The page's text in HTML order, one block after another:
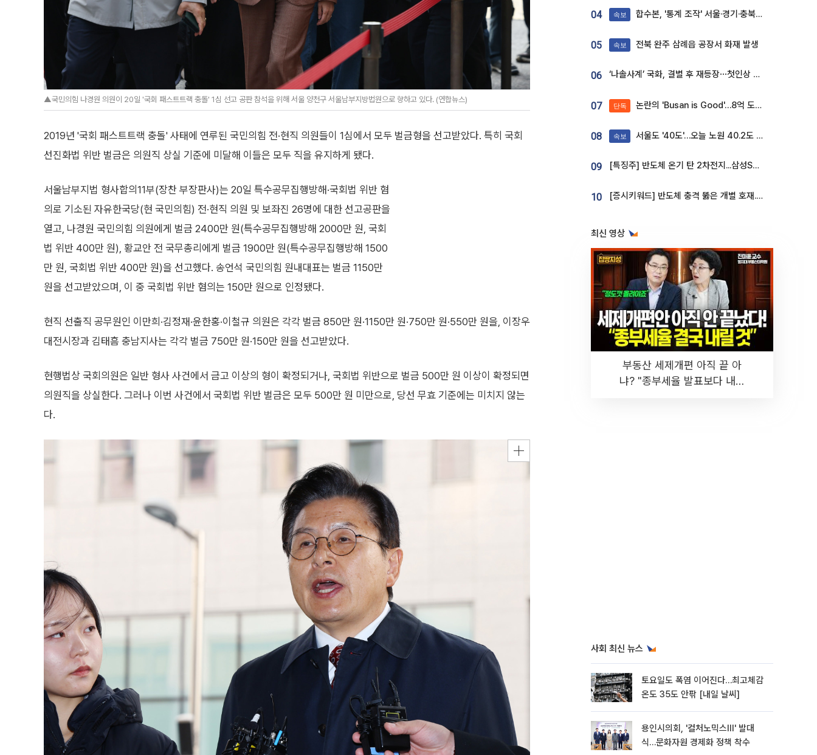
▲국민의힘 나경원 의원이 20일 '국회 패스트트랙 충돌' 1심 선고 공판 참석을 위해 서울 양천구 서울남부지방법원으로 향하고 있다. (연합뉴스)
2019년 '국회 패스트트랙 충돌' 사태에 연루된 국민의힘 전·현직 의원들이 1심에서 모두 벌금형을 선고받았다. 특히 국회
선진화법 위반 벌금은 의원직 상실 기준에 미달해 이들은 모두 직을 유지하게 됐다.
서울남부지법 형사합의11부(장찬 부장판사)는 20일 특수공무집행방해·국회법 위반 혐
의로 기소된 자유한국당(현 국민의힘) 전·현직 의원 및 보좌진 26명에 대한 선고공판을
열고, 나경원 국민의힘 의원에게 벌금 2400만 원(특수공무집행방해 2000만 원, 국회
법 위반 400만 원), 황교안 전 국무총리에게 벌금 1900만 원(특수공무집행방해 1500
만 원, 국회법 위반 400만 원)을 선고했다. 송언석 국민의힘 원내대표는 벌금 1150만
원을 선고받았으며, 이 중 국회법 위반 혐의는 150만 원으로 인정됐다.
현직 선출직 공무원인 이만희·김정재·윤한홍·이철규 의원은 각각 벌금 850만 원·1150만 원·750만 원·550만 원을, 이장우
대전시장과 김태흠 충남지사는 각각 벌금 750만 원·150만 원을 선고받았다.
현행법상 국회의원은 일반 형사 사건에서 금고 이상의 형이 확정되거나, 국회법 위반으로 벌금 500만 원 이상이 확정되면
의원직을 상실한다. 그러나 이번 사건에서 국회법 위반 벌금은 모두 500만 원 미만으로, 당선 무효 기준에는 미치지 않는
다.
04 속보 합수본, '통계 조작' 서울·경기·충북 선관위 등 추가 압수수색
05 속보 전북 완주 삼례읍 공장서 화재 발생
06 ‘나솔사계’ 국화, 결별 후 재등장⋯첫인상 투표 휩쓸고 ‘인기녀’ 등극
07 단독 논란의 'Busan is Good'…8억 도시브랜드, 용산 대통령실 CI 업체가 수행
08 속보 서울도 '40도'…오늘 노원 40.2도 기록
09 [특징주] 반도체 온기 탄 2차전지...삼성SDI, 장 초반 7% 넘게 껑충
10 [증시키워드] 반도체 충격 뚫은 개별 호재...포스코퓨처엠·에코프로·한화솔루션 '눈길'
최신 영상
부동산 세제개편 아직 끝 아
냐? "종부세율 발표보다 내릴
사회 최신 뉴스
토요일도 폭염 이어진다…최고체감
온도 35도 안팎 [내일 날씨]
용인시의회, '컬처노믹스Ⅲ' 발대
식…문화자원 경제화 정책 착수